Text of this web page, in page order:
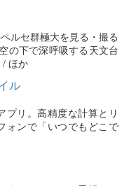
ルセ群極大を見る・撮る
の下で深呼吸する天文台
/ ほか
ル
プリ。高精度な計算とリ
ォンで「いつでもどこで